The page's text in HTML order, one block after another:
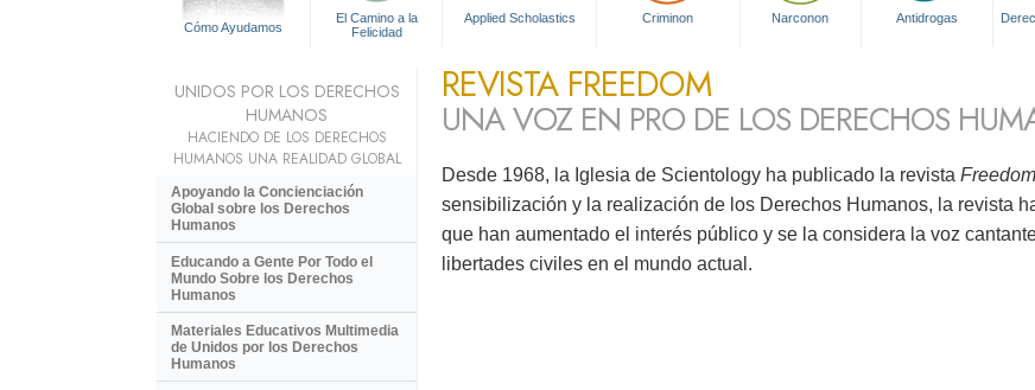
Cómo Ayudamos
El Camino a la
Felicidad
Applied Scholastics Criminon Narconon Antidrogas
REVISTA FREEDOM
UNA VOZ EN PRO DE LOS DERECHOS
Desde 1968, la Iglesia de Scientology ha publicado la revista Freedom
sensibilización y la realización de los Derechos Humanos, la revista
que han aumentado el interés público y se la considera la voz
libertades civiles en el mundo actual.
UNIDOS POR LOS DERECHOS
HUMANOS
HACIENDO DE LOS DERECHOS
HUMANOS UNA REALIDAD GLOBAL
Apoyando la Concienciación
Global sobre los Derechos
Humanos
Educando a Gente Por Todo el
Mundo Sobre los Derechos
Humanos
Materiales Educativos Multimedia
de Unidos por los Derechos
Humanos